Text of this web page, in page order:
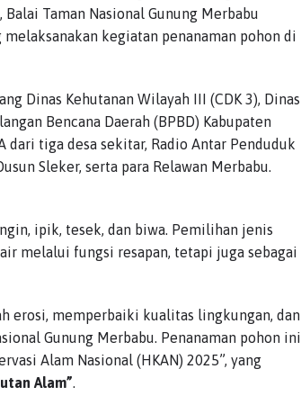
Taman Nasional Gunung Merbabu
kegiatan penanaman pohon di
Dinas Kehutanan Wilayah III (CDK 3), Dinas
Bencana Daerah (BPBD) Kabupaten
dari tiga desa sekitar, Radio Antar Penduduk
Sleker, serta para Relawan Merbabu.
ipik, tesek, dan biwa. Pemilihan jenis
melalui fungsi resapan, tetapi juga sebagai
erosi, memperbaiki kualitas lingkungan, dan
Gunung Merbabu. Penanaman pohon ini
Alam Nasional (HKAN) 2025”, yang
Alam”.